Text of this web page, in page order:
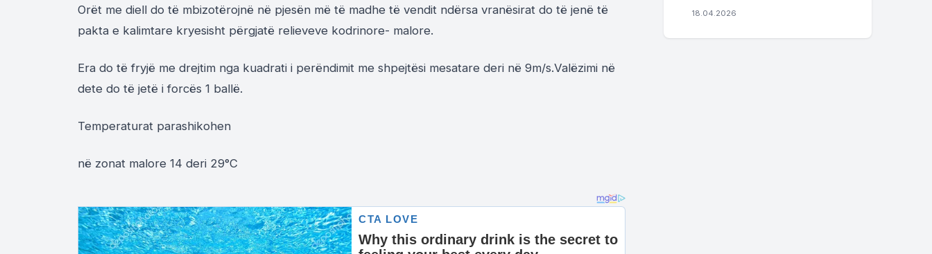
Orët me diell do të mbizotërojnë në pjesën më të madhe të vendit ndërsa vranësirat do të jenë të
pakta e kalimtare kryesisht përgjatë relieveve kodrinore- malore.
Era do të fryjë me drejtim nga kuadrati i perëndimit me shpejtësi mesatare deri në 9m/s.Valëzimi në
dete do të jetë i forcës 1 ballë.
Temperaturat parashikohen
në zonat malore 14 deri 29°C
18.04.2026